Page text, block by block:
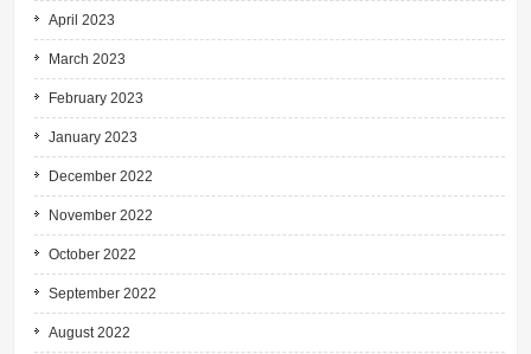
April 2023
March 2023
February 2023
January 2023
December 2022
November 2022
October 2022
September 2022
August 2022